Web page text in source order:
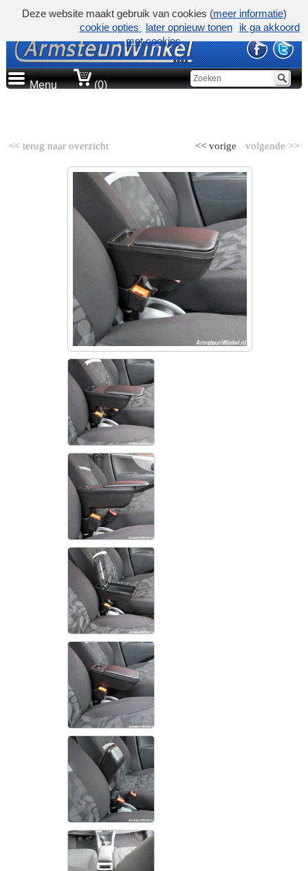
Menu (0)
<< terug naar overzicht volgende >>
<< vorige
Deze website maakt gebruik van cookies (meer informatie)
cookie opties
later opnieuw tonen
ik ga akkoord
met cookies